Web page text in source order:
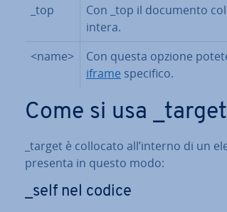
_top
Con _top il documento
intera.
<name>
Con questa opzione
iframe specifico.
Come si usa
_target è collocato all’interno di un
presenta in questo modo:
_self nel codice